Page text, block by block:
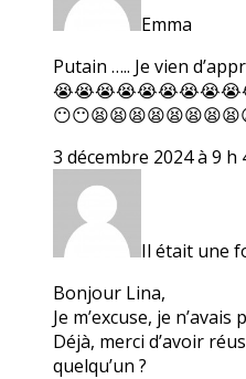
Emma
Putain ….. Je vien
3 décembre 2024 à 9 h
Il était une
Bonjour Lina,
Je m’excuse, je
Déjà, merci d’avoir
quelqu’un ?